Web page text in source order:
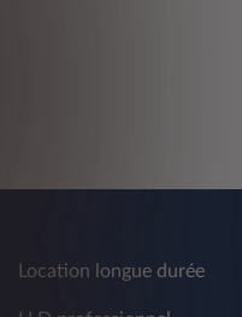
Location longue durée